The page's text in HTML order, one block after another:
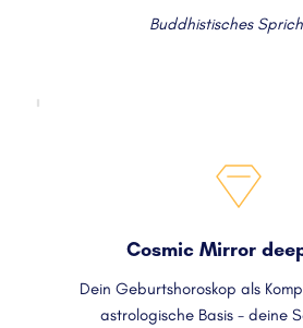
Buddhistisches
Cosmic Mirror
Dein Geburtshoroskop als
astrologische Basis - deine